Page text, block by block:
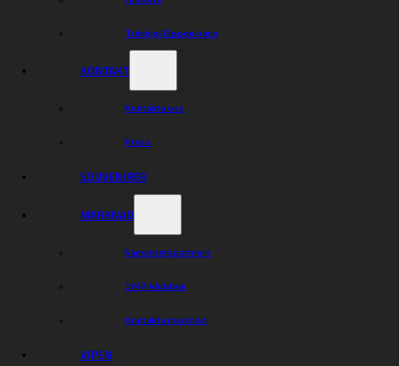
Träning/Öppen bana
KONTAKT
Kontakta oss
Press
SOUVENIRER
MARKNAD
Samarbetspartners
1947-klubben
Kontakta marknad
VIPEN